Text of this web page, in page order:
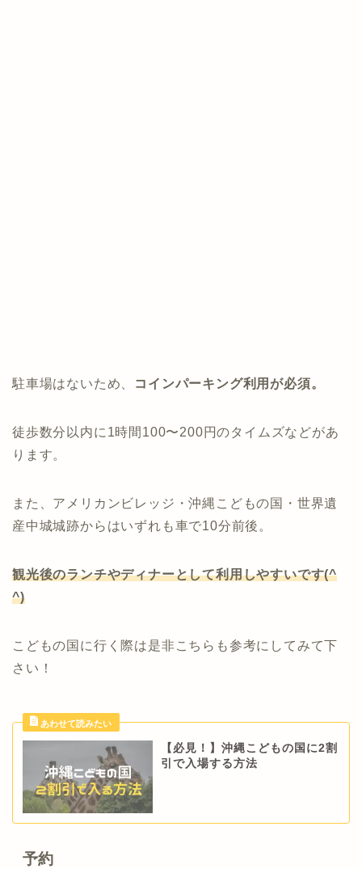
駐車場はないため、 コインパーキング利用が必須。
徒歩数分以内に1時間100〜200円のタイムズなどがあ
ります。
また、アメリカンビレッジ・沖縄こどもの国・世界遺
産中城城跡からはいずれも車で10分前後。
観光後のランチやディナーとして利用しやすいです(^
^)
こどもの国に行く際は是非こちらも参考にしてみて下
さい！
【必見！】沖縄こどもの国に2割
引で入場する方法
予約